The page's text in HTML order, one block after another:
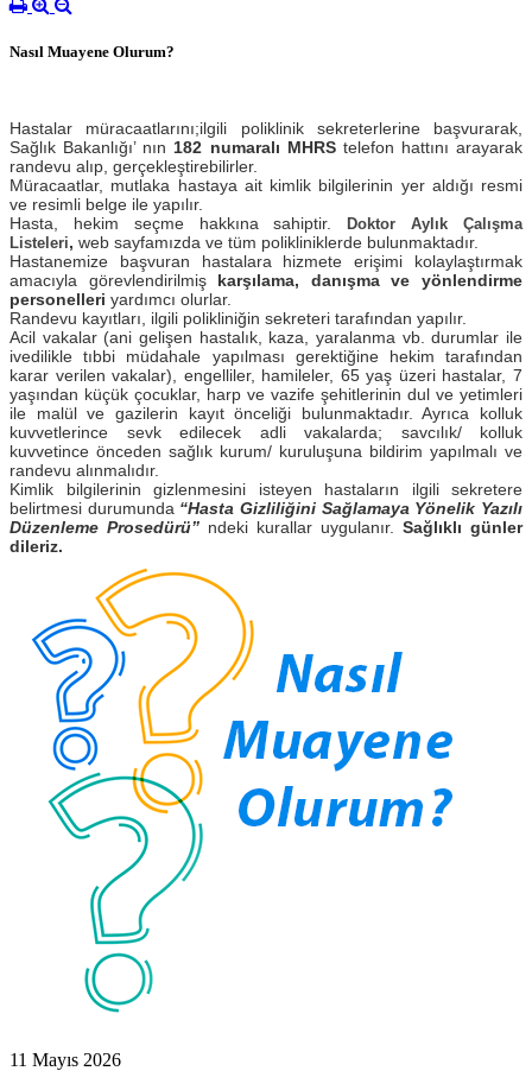
Nasıl Muayene Olurum?
Hastalar müracaatlarını;ilgili poliklinik sekreterlerine başvurarak,
Sağlık Bakanlığı’ nın 182 numaralı MHRStelefon hattını arayarak
randevu alıp, gerçekleştirebilirler.
Müracaatlar, mutlaka hastaya ait kimlik bilgilerinin yer aldığı resmi
ve resimli belge ile yapılır.
Hasta, hekim seçme hakkına sahiptir.Doktor Aylık Çalışma
Listeleri, web sayfamızda ve tüm polikliniklerde bulunmaktadır.
Hastanemize başvuran hastalara hizmete erişimi kolaylaştırmak
amacıyla görevlendirilmiş karşılama, danışma ve yönlendirme
personelleri yardımcı olurlar.
Randevu kayıtları, ilgili polikliniğin sekreteri tarafından yapılır.
Acil vakalar (ani gelişen hastalık, kaza, yaralanma vb. durumlar ile
ivedilikle tıbbi müdahale yapılması gerektiğine hekim tarafından
karar verilen vakalar), engelliler, hamileler, 65 yaş üzeri hastalar, 7
yaşından küçük çocuklar, harp ve vazife şehitlerinin dul ve yetimleri
ile malül ve gazilerin kayıt önceliği bulunmaktadır. Ayrıca kolluk
kuvvetlerince sevk edilecek adli vakalarda; savcılık/ kolluk
kuvvetince önceden sağlık kurum/ kuruluşuna bildirim yapılmalı ve
randevu alınmalıdır.
Kimlik bilgilerinin gizlenmesini isteyen hastaların ilgili sekretere
belirtmesi durumunda “Hasta Gizliliğini Sağlamaya Yönelik Yazılı
Düzenleme Prosedürü” ndeki kurallar uygulanır. Sağlıklı günler
dileriz.
11 Mayıs 2026